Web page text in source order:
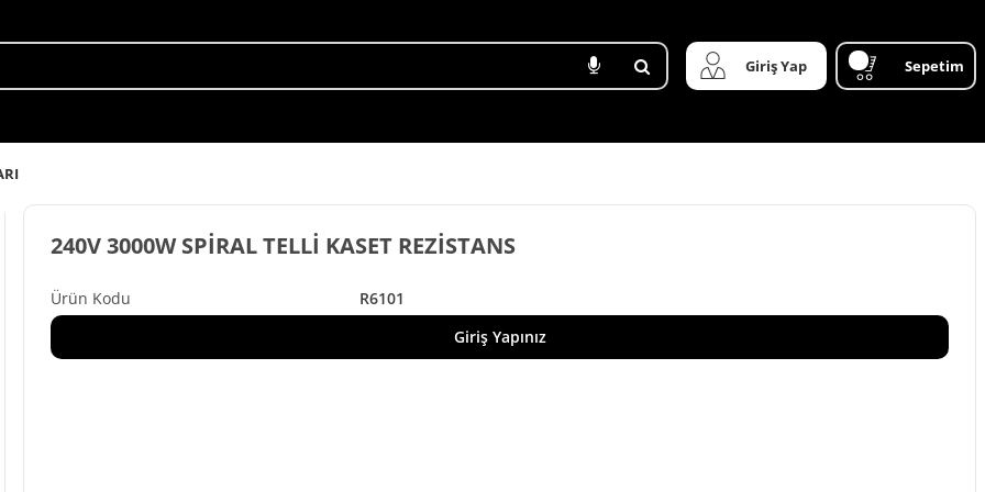
Giriş Yap Sepetim
R6101
240V 3000W SPİRAL TELLİ KASET REZİSTANS
Giriş Yapınız